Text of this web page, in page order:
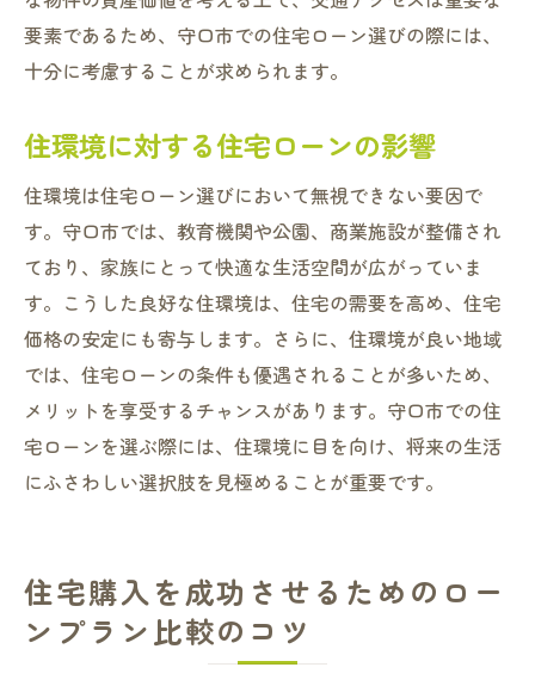
要素であるため、守口市での住宅ローン選びの際には、
十分に考慮することが求められます。
住環境に対する住宅ローンの影響
住環境は住宅ローン選びにおいて無視できない要因で
す。守口市では、教育機関や公園、商業施設が整備され
ており、家族にとって快適な生活空間が広がっていま
す。こうした良好な住環境は、住宅の需要を高め、住宅
価格の安定にも寄与します。さらに、住環境が良い地域
では、住宅ローンの条件も優遇されることが多いため、
メリットを享受するチャンスがあります。守口市での住
宅ローンを選ぶ際には、住環境に目を向け、将来の生活
にふさわしい選択肢を見極めることが重要です。
住宅購入を成功させるためのロー
ンプラン比較のコツ